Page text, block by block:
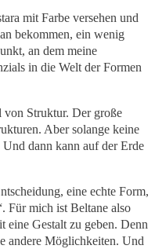
mit Farbe versehen und
bekommen, ein wenig
an dem meine
in die Welt der Formen
von Struktur. Der große
Aber solange keine
dann kann auf der Erde
eine echte Form,
Für mich ist Beltane also
eine Gestalt zu geben. Denn
andere Möglichkeiten. Und